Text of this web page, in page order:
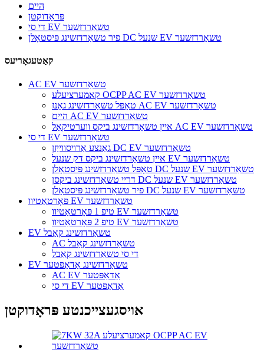
היים
פּראָדוקטן
די סי EV טשאַרדזשער
פיר טשאַרדזשינג פּיסטאָלן DC שנעל EV טשאַרדזשער
קאַטעגאָריעס
AC EV טשאַרדזשער
קאמערציעלע OCPP AC EV טשאַרדזשער
טאָפּל טשאַרדזשינג גאַנז AC EV טשאַרדזשער
היים AC EV טשאַרדזשער
איין טשאַרדזשינג ביקס ווערטיקאַל AC EV טשאַרדזשער
די סי EV טשאַרדזשער
גאַנצע אַרויסווייַזן DC EV טשאַרדזשער
איין טשאַרדזשינג ביקס דק שנעל EV טשאַרדזשער
טאָפּל טשאַרדזשינג פּיסטאָלן DC שנעל EV טשאַרדזשער
דריי טשאַרדזשינג ביקסן DC שנעל EV טשאַרדזשער
פיר טשאַרדזשינג פּיסטאָלן DC שנעל EV טשאַרדזשער
פּאָרטאַטיוו EV טשאַרדזשער
טיפ 1 פּאָרטאַטיוו EV טשאַרדזשער
טיפ 2 פּאָרטאַטיוו EV טשאַרדזשער
EV טשאַרדזשינג קאַבל
AC טשאַרדזשינג קאַבל
די סי טשאַרדזשינג קאַבל
EV טשאַרדזשינג אַדאַפּטער
AC EV אַדאַפּטער
די סי EV אַדאַפּטער
אויסגעצייכנטע פּראָדוקטן